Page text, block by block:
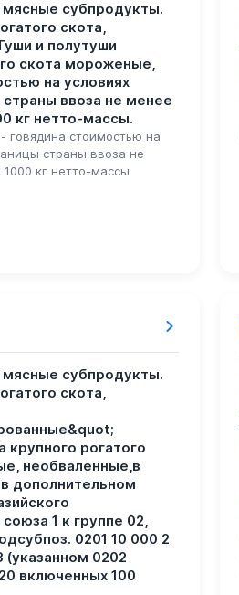
субпродукты.
скота,
и полутуши
скота мороженые,
на условиях
ввоза не менее
кг нетто-массы.
говядина стоимостью на
страны ввоза не
кг нетто-массы
субпродукты.
скота,
крупного рогатого
необваленные,в
дополнительном
1 к группе 02,
0201 10 000 2
(указанном 0202
включенных 100